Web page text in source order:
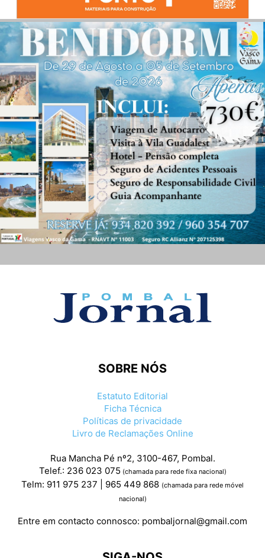
SOBRE NÓS
Estatuto Editorial
Ficha Técnica
Políticas de privacidade
Livro de Reclamações Online
Rua Mancha Pé nº2, 3100-467, Pombal.
Telef.: 236 023 075 (chamada para rede fixa nacional)
Telm: 911 975 237 | 965 449 868 (chamada para rede móvel
nacional)
Entre em contacto connosco: pombaljornal@gmail.com